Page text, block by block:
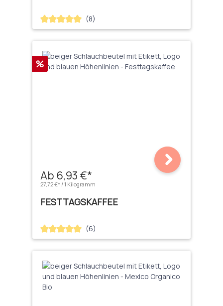
Durchschnittliche Bewertung von 5 von 5 Sternen
(8)
Rabatt
%
Ab 6,93 €*
27,72 €* / 1 Kilogramm
FESTTAGSKAFFEE
Durchschnittliche Bewertung von 5 von 5 Sternen
(6)